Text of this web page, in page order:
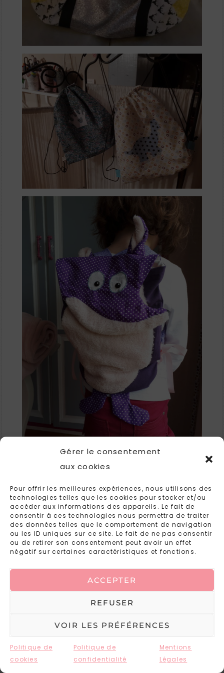
Gérer le consentement
aux cookies
Pour offrir les meilleures expériences, nous utilisons des
technologies telles que les cookies pour stocker et/ou
accéder aux informations des appareils. Le fait de
consentir à ces technologies nous permettra de traiter
des données telles que le comportement de navigation
ou les ID uniques sur ce site. Le fait de ne pas consentir
ou de retirer son consentement peut avoir un effet
négatif sur certaines caractéristiques et fonctions.
ACCEPTER
REFUSER
VOIR LES PRÉFÉRENCES
Politique de
cookies
Politique de
confidentialité
Mentions
Légales